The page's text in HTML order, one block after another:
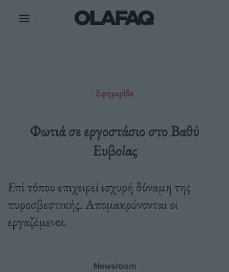
Εφημερίδα
Φωτιά σε εργοστάσιο στο Βαθύ
Ευβοίας
Επί τόπου επιχειρεί ισχυρή δύναμη της
πυροσβεστικής. Απομακρύνονται οι
εργαζόμενοι.
Newsroom